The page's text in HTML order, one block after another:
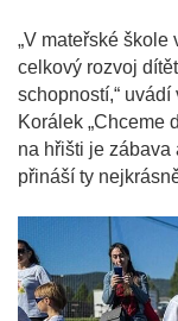
„V mateřské
celkový rozvoj
schopností,“
Korálek „Chceme
na hřišti je zábava
přináší ty